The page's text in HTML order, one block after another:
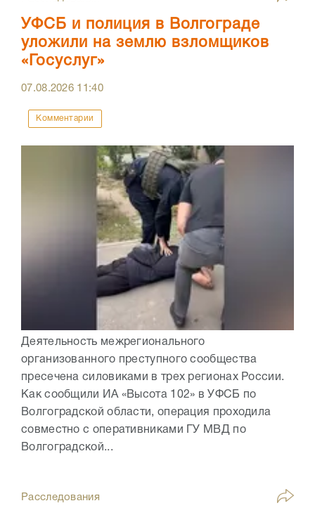
УФСБ и полиция в Волгограде
уложили на землю взломщиков
«Госуслуг»
07.08.2026 11:40
Комментарии
Деятельность межрегионального
организованного преступного сообщества
пресечена силовиками в трех регионах России.
Как сообщили ИА «Высота 102» в УФСБ по
Волгоградской области, операция проходила
совместно с оперативниками ГУ МВД по
Волгоградской...
Расследования